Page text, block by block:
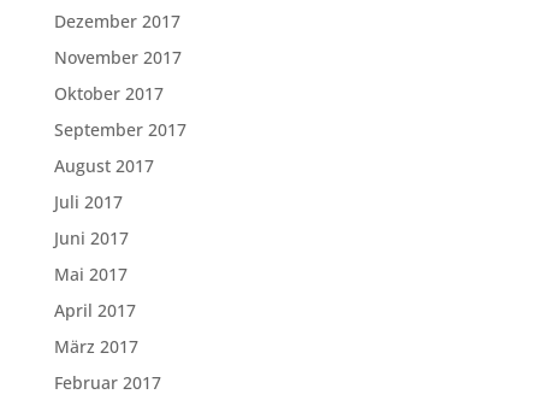
Dezember 2017
November 2017
Oktober 2017
September 2017
August 2017
Juli 2017
Juni 2017
Mai 2017
April 2017
März 2017
Februar 2017